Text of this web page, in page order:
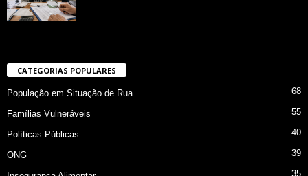
CATEGORIAS POPULARES
População em Situação de Rua 68
Famílias Vulneráveis 55
Políticas Públicas 40
ONG 39
35